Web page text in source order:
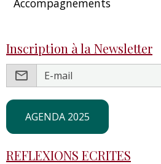
Accompagnements
Inscription à la Newsletter
AGENDA 2025
REFLEXIONS ECRITES